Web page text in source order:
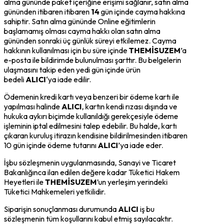
gününden itibaren itibaren 14gün içinde cayma hakkına
sahiptir. Satın alma gününde Online eğitimlerin
başlamamış olması cayma hakkı olan satın alma
gününden sonraki üç günlük süreyi etkilemez. Cayma
hakkının kullanılması için bu süre içindeTHEMİSUZEM’a
e-posta ile bildirimde bulunulması şarttır. Bu belgelerin
ulaşmasını takip eden yedi gün içinde ürün
bedeli ALICI‘ya iade edilir.
Ödemenin kredi kartı veya benzeri bir ödeme kartı ile
yapılması halinde ALICI, kartın kendi rızası dışında ve
hukuka aykırı biçimde kullanıldığı gerekçesiyle ödeme
işleminin iptal edilmesini talep edebilir. Bu halde, kartı
çıkaran kuruluş itirazın kendisine bildirilmesinden itibaren
10 gün içinde ödeme tutarını ALICI’ya iade eder.
İşbu sözleşmenin uygulanmasında, Sanayi ve Ticaret
Bakanlığınca ilan edilen değere kadar Tüketici Hakem
Heyetleri ileTHEMİSUZEM’un yerleşim yerindeki
Tüketici Mahkemeleri yetkilidir.
Siparişin sonuçlanması durumunda ALICI iş bu
sözleşmenin tüm koşullarını kabul etmiş sayılacaktır.